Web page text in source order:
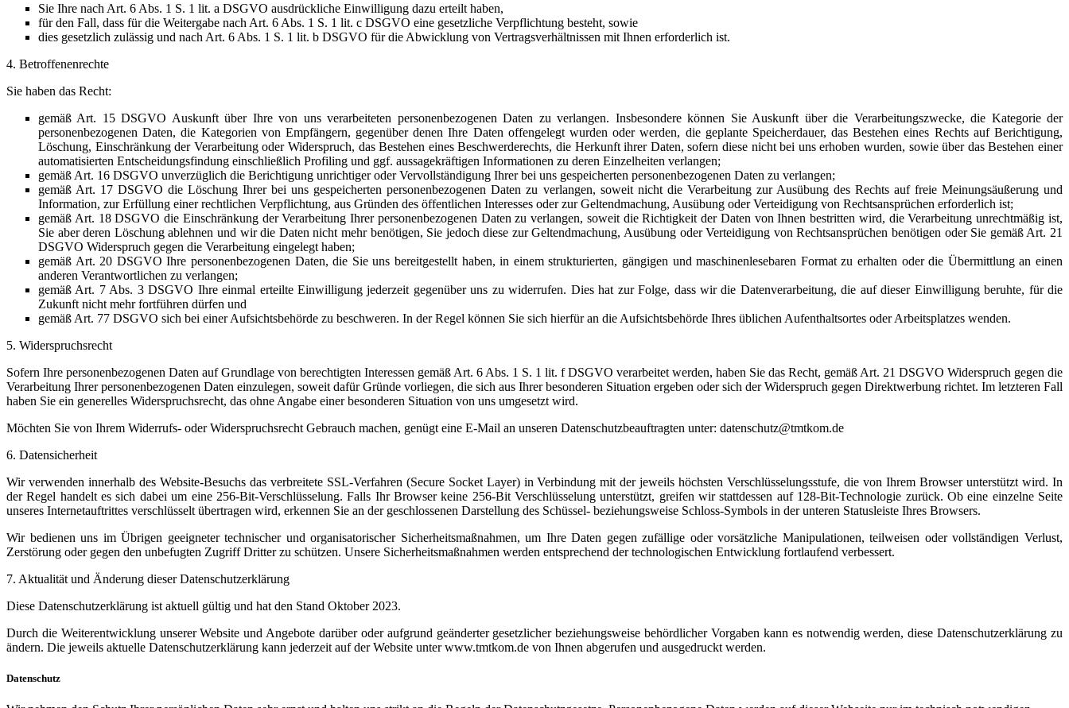
Sie Ihre nach Art. 6 Abs. 1 S. 1 lit. a DSGVO ausdrückliche Einwilligung dazu erteilt haben,
für den Fall, dass für die Weitergabe nach Art. 6 Abs. 1 S. 1 lit. c DSGVO eine gesetzliche Verpflichtung besteht, sowie
dies gesetzlich zulässig und nach Art. 6 Abs. 1 S. 1 lit. b DSGVO für die Abwicklung von Vertragsverhältnissen mit Ihnen erforderlich ist.
4. Betroffenenrechte
Sie haben das Recht:
gemäß Art. 15 DSGVO Auskunft über Ihre von uns verarbeiteten personenbezogenen Daten zu verlangen. Insbesondere können Sie Auskunft über die Verarbeitungszwecke, die Kategorie der
personenbezogenen Daten, die Kategorien von Empfängern, gegenüber denen Ihre Daten offengelegt wurden oder werden, die geplante Speicherdauer, das Bestehen eines Rechts auf Berichtigung,
Löschung, Einschränkung der Verarbeitung oder Widerspruch, das Bestehen eines Beschwerderechts, die Herkunft ihrer Daten, sofern diese nicht bei uns erhoben wurden, sowie über das Bestehen einer
automatisierten Entscheidungsfindung einschließlich Profiling und ggf. aussagekräftigen Informationen zu deren Einzelheiten verlangen;
gemäß Art. 16 DSGVO unverzüglich die Berichtigung unrichtiger oder Vervollständigung Ihrer bei uns gespeicherten personenbezogenen Daten zu verlangen;
gemäß Art. 17 DSGVO die Löschung Ihrer bei uns gespeicherten personenbezogenen Daten zu verlangen, soweit nicht die Verarbeitung zur Ausübung des Rechts auf freie Meinungsäußerung und
Information, zur Erfüllung einer rechtlichen Verpflichtung, aus Gründen des öffentlichen Interesses oder zur Geltendmachung, Ausübung oder Verteidigung von Rechtsansprüchen erforderlich ist;
gemäß Art. 18 DSGVO die Einschränkung der Verarbeitung Ihrer personenbezogenen Daten zu verlangen, soweit die Richtigkeit der Daten von Ihnen bestritten wird, die Verarbeitung unrechtmäßig ist,
Sie aber deren Löschung ablehnen und wir die Daten nicht mehr benötigen, Sie jedoch diese zur Geltendmachung, Ausübung oder Verteidigung von Rechtsansprüchen benötigen oder Sie gemäß Art. 21
DSGVO Widerspruch gegen die Verarbeitung eingelegt haben;
gemäß Art. 20 DSGVO Ihre personenbezogenen Daten, die Sie uns bereitgestellt haben, in einem strukturierten, gängigen und maschinenlesebaren Format zu erhalten oder die Übermittlung an einen
anderen Verantwortlichen zu verlangen;
gemäß Art. 7 Abs. 3 DSGVO Ihre einmal erteilte Einwilligung jederzeit gegenüber uns zu widerrufen. Dies hat zur Folge, dass wir die Datenverarbeitung, die auf dieser Einwilligung beruhte, für die
Zukunft nicht mehr fortführen dürfen und
gemäß Art. 77 DSGVO sich bei einer Aufsichtsbehörde zu beschweren. In der Regel können Sie sich hierfür an die Aufsichtsbehörde Ihres üblichen Aufenthaltsortes oder Arbeitsplatzes wenden.
5. Widerspruchsrecht
Sofern Ihre personenbezogenen Daten auf Grundlage von berechtigten Interessen gemäß Art. 6 Abs. 1 S. 1 lit. f DSGVO verarbeitet werden, haben Sie das Recht, gemäß Art. 21 DSGVO Widerspruch gegen die
Verarbeitung Ihrer personenbezogenen Daten einzulegen, soweit dafür Gründe vorliegen, die sich aus Ihrer besonderen Situation ergeben oder sich der Widerspruch gegen Direktwerbung richtet. Im letzteren Fall
haben Sie ein generelles Widerspruchsrecht, das ohne Angabe einer besonderen Situation von uns umgesetzt wird.
Möchten Sie von Ihrem Widerrufs- oder Widerspruchsrecht Gebrauch machen, genügt eine E-Mail an unseren Datenschutzbeauftragten unter: datenschutz@tmtkom.de
6. Datensicherheit
Wir verwenden innerhalb des Website-Besuchs das verbreitete SSL-Verfahren (Secure Socket Layer) in Verbindung mit der jeweils höchsten Verschlüsselungsstufe, die von Ihrem Browser unterstützt wird. In
der Regel handelt es sich dabei um eine 256-Bit-Verschlüsselung. Falls Ihr Browser keine 256-Bit Verschlüsselung unterstützt, greifen wir stattdessen auf 128-Bit-Technologie zurück. Ob eine einzelne Seite
unseres Internetauftrittes verschlüsselt übertragen wird, erkennen Sie an der geschlossenen Darstellung des Schüssel- beziehungsweise Schloss-Symbols in der unteren Statusleiste Ihres Browsers.
Wir bedienen uns im Übrigen geeigneter technischer und organisatorischer Sicherheitsmaßnahmen, um Ihre Daten gegen zufällige oder vorsätzliche Manipulationen, teilweisen oder vollständigen Verlust,
Zerstörung oder gegen den unbefugten Zugriff Dritter zu schützen. Unsere Sicherheitsmaßnahmen werden entsprechend der technologischen Entwicklung fortlaufend verbessert.
7. Aktualität und Änderung dieser Datenschutzerklärung
Diese Datenschutzerklärung ist aktuell gültig und hat den Stand Oktober 2023.
Durch die Weiterentwicklung unserer Website und Angebote darüber oder aufgrund geänderter gesetzlicher beziehungsweise behördlicher Vorgaben kann es notwendig werden, diese Datenschutzerklärung zu
ändern. Die jeweils aktuelle Datenschutzerklärung kann jederzeit auf der Website unter www.tmtkom.de von Ihnen abgerufen und ausgedruckt werden.
Datenschutz